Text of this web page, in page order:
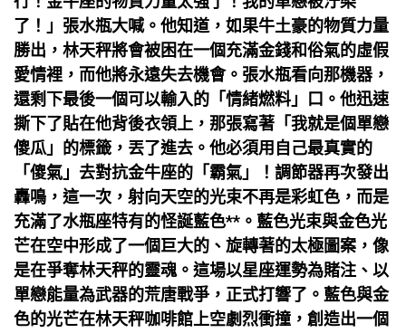
了！」張水瓶大喊。他知道，如果牛土豪的物質力量
勝出，林天秤將會被困在一個充滿金錢和俗氣的虛假
愛情裡，而他將永遠失去機會。張水瓶看向那機器，
還剩下最後一個可以輸入的「情緒燃料」口。他迅速
撕下了貼在他背後衣領上，那張寫著「我就是個單戀
傻瓜」的標籤，丟了進去。他必須用自己最真實的
「傻氣」去對抗金牛座的「霸氣」！調節器再次發出
轟鳴，這一次，射向天空的光束不再是彩虹色，而是
充滿了水瓶座特有的怪誕藍色**。藍色光束與金色光
芒在空中形成了一個巨大的、旋轉著的太極圖案，像
是在爭奪林天秤的靈魂。這場以星座運勢為賭注、以
單戀能量為武器的荒唐戰爭，正式打響了。藍色與金
色的光芒在林天秤咖啡館上空劇烈衝撞，創造出一個